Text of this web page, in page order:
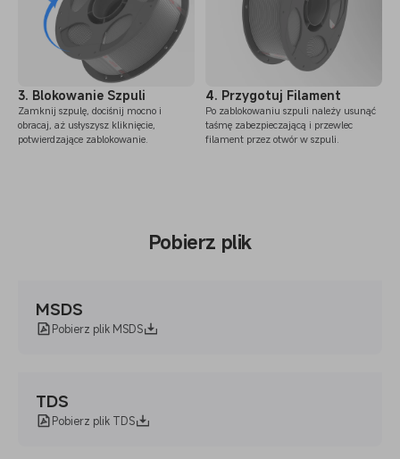
3. Blokowanie Szpuli
Zamknij szpulę, dociśnij mocno i
obracaj, aż usłyszysz kliknięcie,
potwierdzające zablokowanie.
4. Przygotuj Filament
Po zablokowaniu szpuli należy usunąć
taśmę zabezpieczającą i przewlec
filament przez otwór w szpuli.
Pobierz plik
MSDS
Pobierz plik MSDS
TDS
Pobierz plik TDS